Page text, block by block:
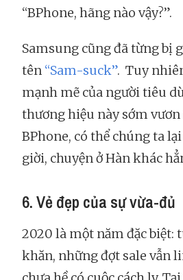
“BPhone, hãng nào vậy?”.
Samsung cũng đã từng bị
tên “Sam-suck”. Tuy
mạnh mẽ của người tiêu
thương hiệu này sớm vươn
BPhone, có thể chúng ta
giời, chuyện ở Hàn khác
6. Vẻ đẹp của sự vừa-đủ
2020 là một năm đặc biệt:
khăn, những đợt sale vẫn